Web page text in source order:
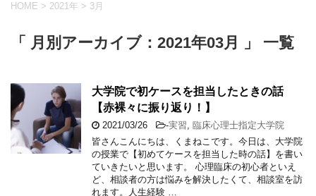
HOME > 2021年 > 3月
「 月別アーカイブ：2021年03月 」 一覧
大学院で初ケースを担当したときの話
【赤裸々に振り返り！】
2021/03/26 -実習 臨床心理士指定大学院
皆さんこんにちは、くまねこです。今日は、大学院
の授業で【初めてケースを担当した時の話】を書い
ていきたいと思います。 心理臨床の初心者といえ
ど、相談者の方は悩みを解決したくて、相談室を訪
れます。人生経験 …